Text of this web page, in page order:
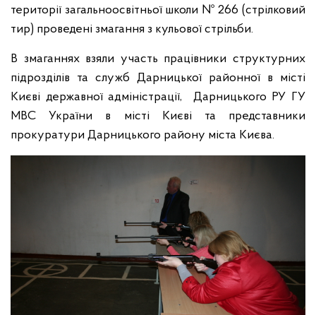
території загальноосвітньої школи № 266 (стрілковий
тир) проведені змагання з кульової стрільби.
В змаганнях взяли участь працівники структурних
підрозділів та служб Дарницької районної в місті
Києві державної адміністрації, Дарницького РУ ГУ
МВС України в місті Києві та представники
прокуратури Дарницького району міста Києва.